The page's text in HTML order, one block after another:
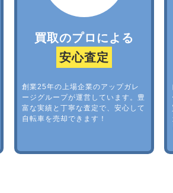
買取のプロによる
安心査定
創業25年の上場企業のアップガレ
ージグループが運営しています。豊
富な実績と丁寧な査定で、安心して
自転車を売却できます！